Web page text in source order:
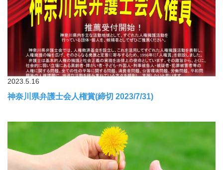
2023.5.16
神奈川県弁護士会人権賞(締切 2023/7/31)